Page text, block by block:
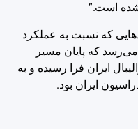
است.”
که نسبت به عملکرد
که پایان مسیر
ایران فرا رسیده و به
ایران بود.